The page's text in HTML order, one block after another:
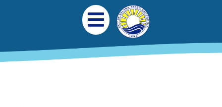
Перейти к общему содержаниюГлавная
Открыть мобильное меню